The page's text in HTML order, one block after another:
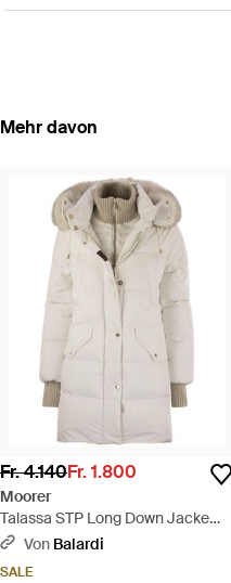
Mehr davon
Fr. 4.140Fr. 1.800
Moorer
Talassa STP Long Down Jacke
mit Kapuze - Grau
Von Balardi
SALE